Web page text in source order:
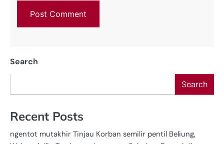
Search
Search
Recent Posts
ngentot mutakhir Tinjau Korban semilir pentil Beliung,